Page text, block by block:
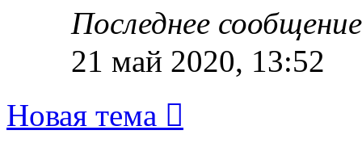
Последнее
21 май 2020, 13:52
Новая тема